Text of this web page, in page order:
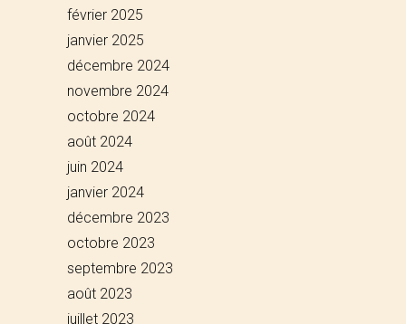
février 2025
janvier 2025
décembre 2024
novembre 2024
octobre 2024
août 2024
juin 2024
janvier 2024
décembre 2023
octobre 2023
septembre 2023
août 2023
juillet 2023